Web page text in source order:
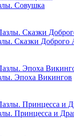
Совушка
Сказки Доброго
Эпоха Викингов
Принцесса и